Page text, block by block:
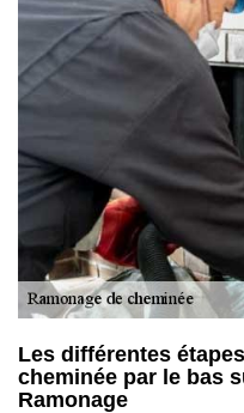
Les différentes
cheminée par le bas
Ramonage